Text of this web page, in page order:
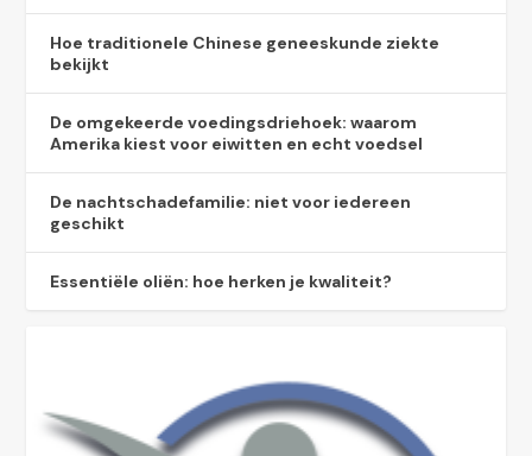
Hoe traditionele Chinese geneeskunde ziekte
bekijkt
De omgekeerde voedingsdriehoek: waarom
Amerika kiest voor eiwitten en echt voedsel
De nachtschadefamilie: niet voor iedereen
geschikt
Essentiële oliën: hoe herken je kwaliteit?